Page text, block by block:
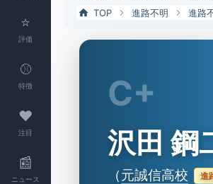
⭐
評価
⚾
特徴
❤
注目
📰
ニュース
TOP
進路不明 進路
C+
沢田 鋼
（元誠信高校 進